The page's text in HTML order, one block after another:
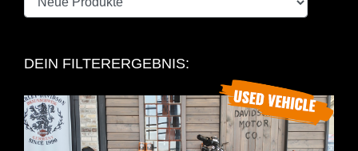
DEIN FILTERERGEBNIS: